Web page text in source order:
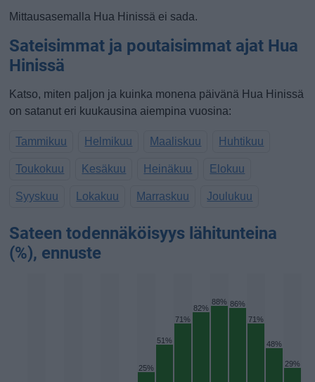
Mittausasemalla Hua Hinissä ei sada.
Sateisimmat ja poutaisimmat ajat Hua
Hinissä
Katso, miten paljon ja kuinka monena päivänä Hua Hinissä
on satanut eri kuukausina aiempina vuosina:
Tammikuu Helmikuu Maaliskuu Huhtikuu
Toukokuu Kesäkuu Heinäkuu Elokuu
Syyskuu Lokakuu Marraskuu Joulukuu
Sateen todennäköisyys lähitunteina
(%), ennuste
25%
51%
71%
82%
88% 86%
71%
48%
29%